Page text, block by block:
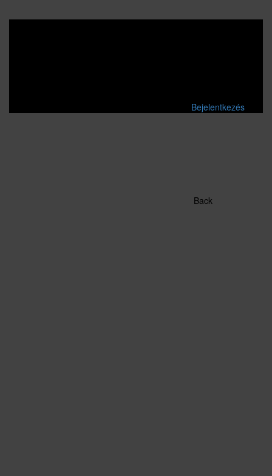
Bejelentkezés
Back